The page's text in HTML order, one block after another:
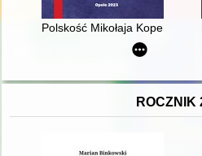
Polskość Mikołaja Kopernika
ROCZNIK